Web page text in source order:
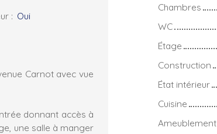
: Oui
Carnot avec vue
donnant accès à
une salle à manger
Chambres
WC
Étage
Construction
État intérieur
Cuisine
Ameublement